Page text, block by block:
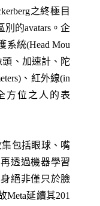
之終極目
的avatars。企
系統(Head Mou
頭、加速計、陀
、紅外線(in
方位之人的表
包括眼球、嘴
透過機器學習
絕非僅只於臉
Meta延續其201